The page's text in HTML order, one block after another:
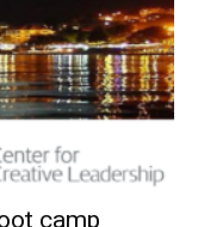
camp